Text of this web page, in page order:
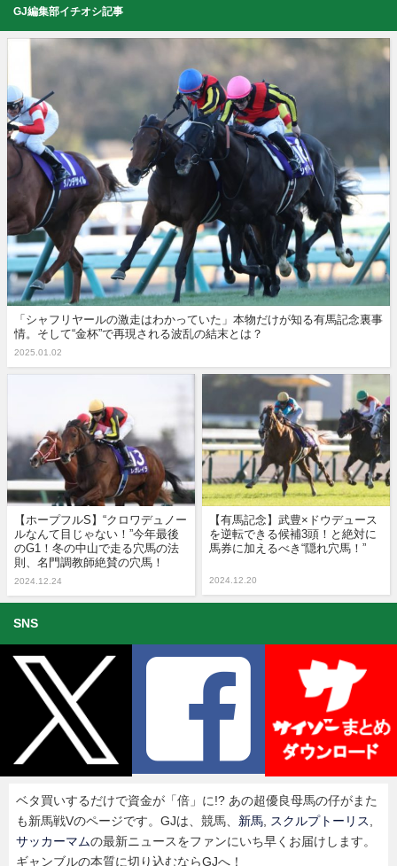
GJ編集部イチオシ記事
「シャフリヤールの激走はわかっていた」本物だけが知る有馬記念裏事
情。そして“金杯”で再現される波乱の結末とは？
2025.01.02
【ホープフルS】“クロワデュノー
ルなんて目じゃない！”今年最後
のG1！冬の中山で走る穴馬の法
則、名門調教師絶賛の穴馬！
2024.12.24
【有馬記念】武豊×ドウデュース
を逆転できる候補3頭！と絶対に
馬券に加えるべき“隠れ穴馬！”
2024.12.20
SNS
ベタ買いするだけで資金が「倍」に!? あの超優良母馬の仔がまた
も新馬戦Vのページです。GJは、競馬、 新馬 スクルプトーリス
サッカーマムの最新ニュースをファンにいち早くお届けします。
ギャンブルの本質に切り込むならGJへ！